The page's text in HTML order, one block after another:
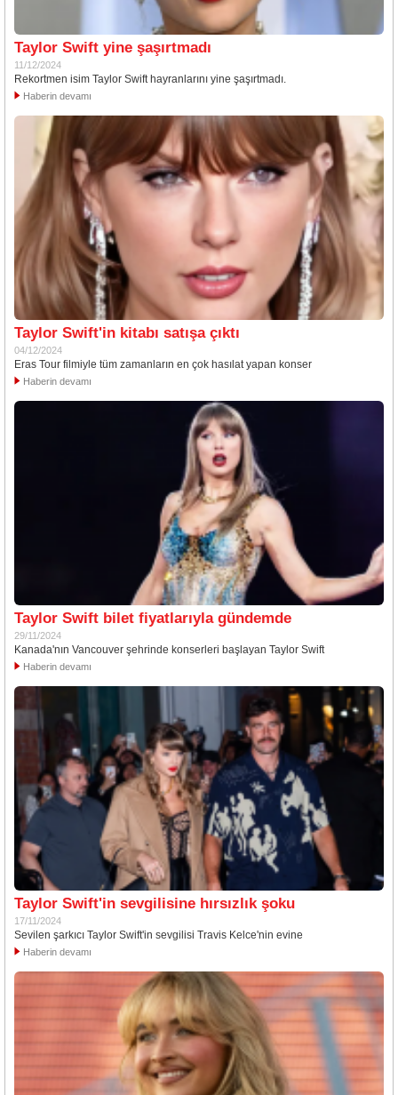
Taylor Swift yine şaşırtmadı
11/12/2024
Rekortmen isim Taylor Swift hayranlarını yine şaşırtmadı.
Haberin devamı
Taylor Swift'in kitabı satışa çıktı
04/12/2024
Eras Tour filmiyle tüm zamanların en çok hasılat yapan konser
Haberin devamı
Taylor Swift bilet fiyatlarıyla gündemde
29/11/2024
Kanada'nın Vancouver şehrinde konserleri başlayan Taylor Swift
Haberin devamı
Taylor Swift'in sevgilisine hırsızlık şoku
17/11/2024
Sevilen şarkıcı Taylor Swift'in sevgilisi Travis Kelce'nin evine
Haberin devamı